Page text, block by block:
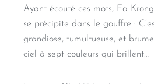
Ayant écouté ces mots, Ea
se précipite dans le gouffre :
grandiose, tumultueuse, et
ciel à sept couleurs qui brillent…